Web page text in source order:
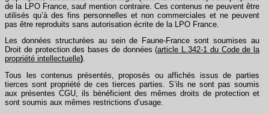
de la LPO France, sauf mention contraire. Ces contenus ne peuvent être
utilisés qu’à des fins personnelles et non commerciales et ne peuvent
pas être reproduits sans autorisation écrite de la LPO France.
Les données structurées au sein de Faune-France sont soumises au
Droit de protection des bases de données (article L.342-1 du Code de la
propriété intellectuelle).
Tous les contenus présentés, proposés ou affichés issus de parties
tierces sont propriété de ces tierces parties. S’ils ne sont pas soumis
aux présentes CGU, ils bénéficient des mêmes droits de protection et
sont soumis aux mêmes restrictions d’usage.